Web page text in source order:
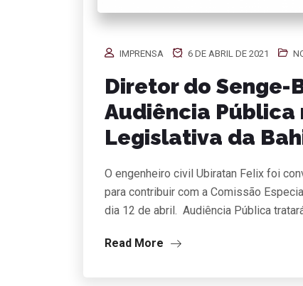
IMPRENSA 6 DE ABRIL DE 2021
Diretor do Senge-
Audiência Pública
Legislativa da
O engenheiro civil Ubiratan Felix foi
para contribuir com a Comissão
dia 12 de abril. Audiência Pública
Read More